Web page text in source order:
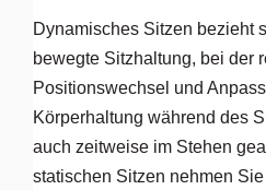
Dynamisches Sitzen bezieht
bewegte Sitzhaltung, bei der
Positionswechsel und
Körperhaltung während des
auch zeitweise im Stehen
statischen Sitzen nehmen